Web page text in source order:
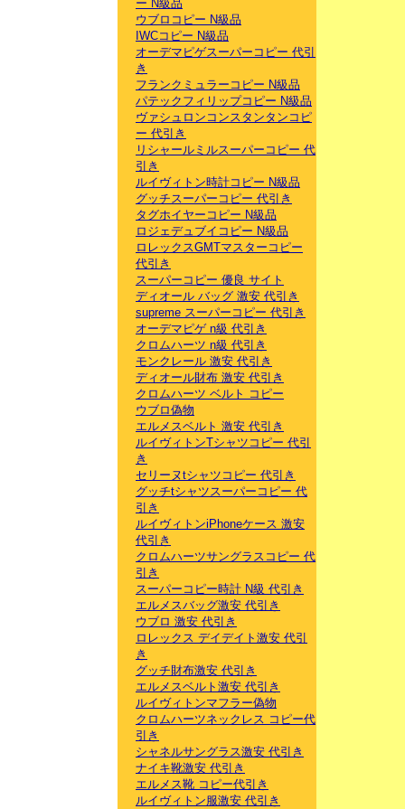
ー N級品
ウブロコピー N級品
IWCコピー N級品
オーデマピゲスーパーコピー 代引
き
フランクミュラーコピー N級品
パテックフィリップコピー N級品
ヴァシュロンコンスタンタンコピ
ー 代引き
リシャールミルスーパーコピー 代
引き
ルイヴィトン時計コピー N級品
グッチスーパーコピー 代引き
タグホイヤーコピー N級品
ロジェデュブイコピー N級品
ロレックスGMTマスターコピー
代引き
スーパーコピー 優良 サイト
ディオール バッグ 激安 代引き
supreme スーパーコピー 代引き
オーデマピゲ n級 代引き
クロムハーツ n級 代引き
モンクレール 激安 代引き
ディオール財布 激安 代引き
クロムハーツ ベルト コピー
ウブロ偽物
エルメスベルト 激安 代引き
ルイヴィトンTシャツコピー 代引
き
セリーヌtシャツコピー 代引き
グッチtシャツスーパーコピー 代
引き
ルイヴィトンiPhoneケース 激安
代引き
クロムハーツサングラスコピー 代
引き
スーパーコピー時計 N級 代引き
エルメスバッグ激安 代引き
ウブロ 激安 代引き
ロレックス デイデイト激安 代引
き
グッチ財布激安 代引き
エルメスベルト激安 代引き
ルイヴィトンマフラー偽物
クロムハーツネックレス コピー代
引き
シャネルサングラス激安 代引き
ナイキ靴激安 代引き
エルメス靴 コピー代引き
ルイヴィトン服激安 代引き